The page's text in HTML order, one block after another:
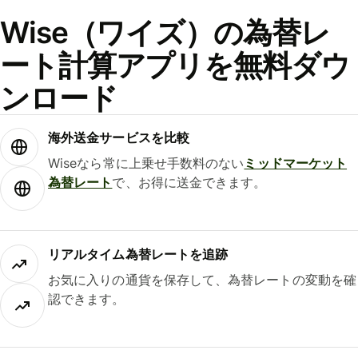
Wise（ワイズ）の為替レ
ート計算アプリを無料ダウ
ンロード
海外送金サービスを比較
Wiseなら常に上乗せ手数料のない ミッドマーケット
為替レート で、お得に送金できます。
リアルタイム為替レートを追跡
お気に入りの通貨を保存して、為替レートの変動を確
認できます。